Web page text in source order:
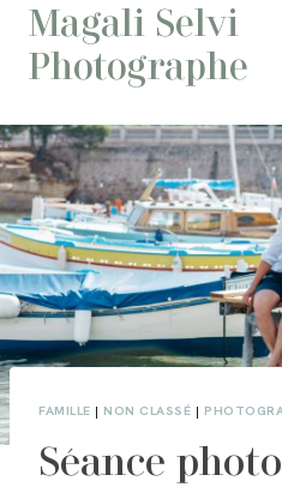
Aller
contenu
Magali Selvi
Photographe
FAMILLE | NON CLASSÉ |
Séance